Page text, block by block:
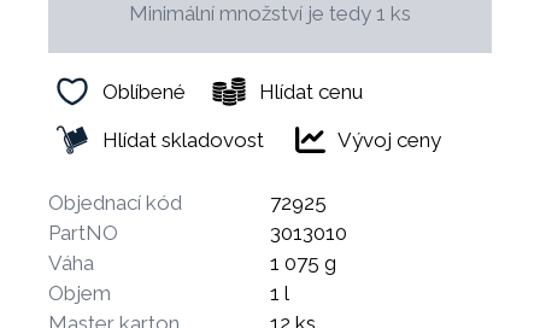
Minimální množství je tedy 1 ks
Oblíbené
Hlídat cenu
Hlídat skladovost
Vývoj ceny
Objednací kód
72925
PartNO
3013010
Váha
1 075 g
Objem
1 l
Master karton
12 ks